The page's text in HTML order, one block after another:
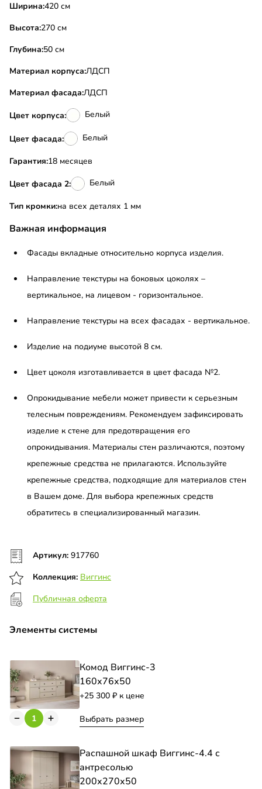
Ширина:420 см
Высота:270 см
Глубина:50 см
Материал корпуса:ЛДСП
Материал фасада:ЛДСП
Цвет корпуса: Белый
Цвет фасада: Белый
Гарантия:18 месяцев
Цвет фасада 2: Белый
Тип кромки:на всех деталях 1 мм
Важная информация
Фасады вкладные относительно корпуса изделия.
Направление текстуры на боковых цоколях –
вертикальное, на лицевом - горизонтальное.
Направление текстуры на всех фасадах - вертикальное.
Изделие на подиуме высотой 8 см.
Цвет цоколя изготавливается в цвет фасада №2.
Опрокидывание мебели может привести к серьезным
телесным повреждениям. Рекомендуем зафиксировать
изделие к стене для предотвращения его
опрокидывания. Материалы стен различаются, поэтому
крепежные средства не прилагаются. Используйте
крепежные средства, подходящие для материалов стен
в Вашем доме. Для выбора крепежных средств
обратитесь в специализированный магазин.
Артикул: 917760
Коллекция: Виггинс
Публичная оферта
Элементы системы
Комод Виггинс-3
160х76х50
+25 300 к цене
Выбрать размер
Распашной шкаф Виггинс-4.4 с
антресолью
200х270х50